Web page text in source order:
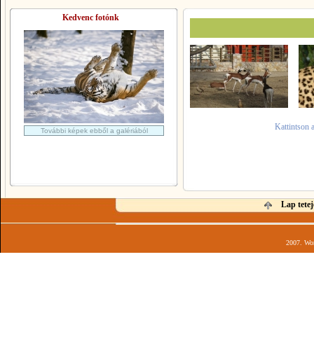
Kedvenc fotónk
További képek ebből a galériából Kattintson
Lap
2007.